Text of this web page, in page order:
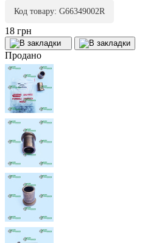
Код товару: G66349002R
18 грн
Продано